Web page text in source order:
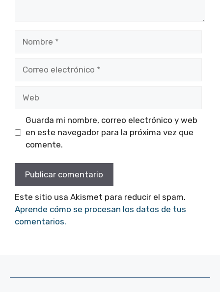
electrónico
Guarda mi nombre, correo electrónico y web
en este navegador para la próxima vez que
comente.
Este sitio usa Akismet para reducir el spam.
Aprende cómo se procesan los datos de tus
comentarios.